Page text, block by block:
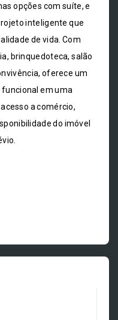
opções com suíte, e
inteligente que
de vida. Com
brinquedoteca, salão
oferece um
funcional em uma
a comércio,
do imóvel